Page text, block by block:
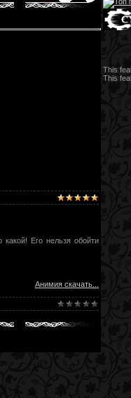
Его нельзя обойти
Анимия скачать...
This
This